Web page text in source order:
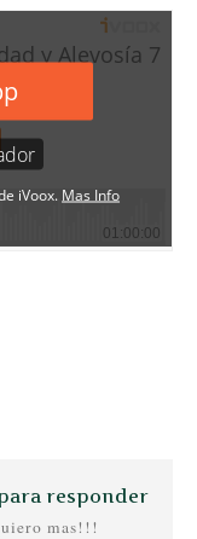
responder
mas!!!